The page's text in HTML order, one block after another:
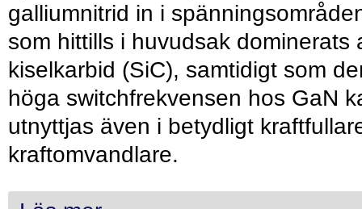
galliumnitrid in i
som hittills i huvudsak dominerats
kiselkarbid (SiC), samtidigt som
höga switchfrekvensen hos GaN
utnyttjas även i betydligt
kraftomvandlare.